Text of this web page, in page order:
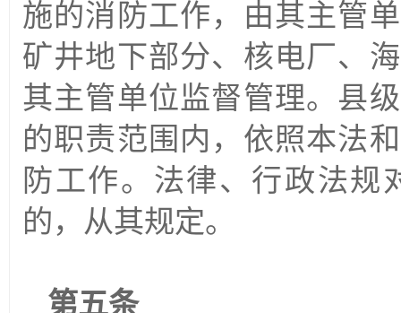
施的消防工作，由其主管
矿井地下部分、核电厂、
其主管单位监督管理。县
的职责范围内，依照本法
防工作。法律、行政法规
的，从其规定。
第五条